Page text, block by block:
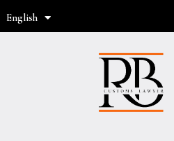
English
Français